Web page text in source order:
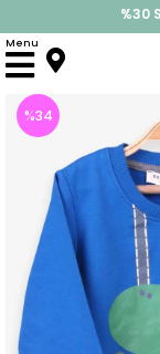
%30
Menu
Anasayfa
%34